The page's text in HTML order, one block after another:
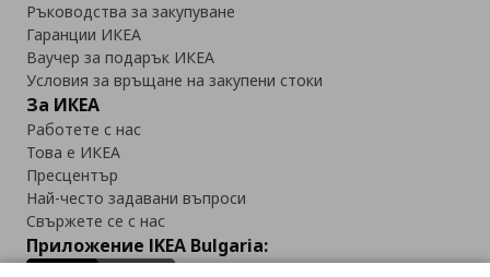
Ръководства за закупуване
Гаранции ИКЕА
Ваучер за подарък ИКЕА
Условия за връщане на закупени стоки
За ИКЕА
Работете с нас
Това е ИКЕА
Пресцентър
Най-често задавани въпроси
Свържете се с нас
Приложение IKEA Bulgaria: